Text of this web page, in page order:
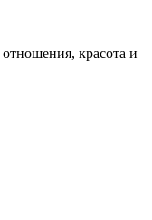
красота и